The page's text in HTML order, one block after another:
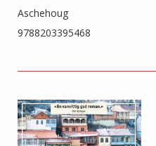
Aschehoug
9788203395468